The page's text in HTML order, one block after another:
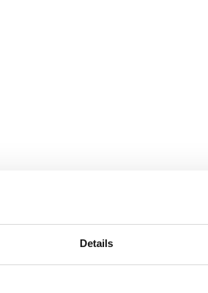
Details
gång jag skriver en kommentar.